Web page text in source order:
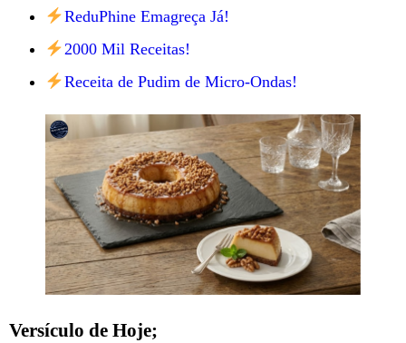
ReduPhine Emagreça Já!
2000 Mil Receitas!
Receita de Pudim de Micro-Ondas!
Versículo de Hoje;